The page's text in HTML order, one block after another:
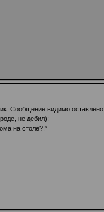
Сообщение видимо оставлено
не дебил):
на столе?!”